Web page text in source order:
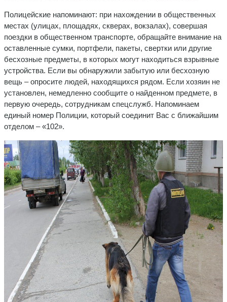
Полицейские напоминают: при нахождении в общественных
местах (улицах, площадях, скверах, вокзалах), совершая
поездки в общественном транспорте, обращайте внимание на
оставленные сумки, портфели, пакеты, свертки или другие
бесхозные предметы, в которых могут находиться взрывные
устройства. Если вы обнаружили забытую или бесхозную
вещь – опросите людей, находящихся рядом. Если хозяин не
установлен, немедленно сообщите о найденном предмете, в
первую очередь, сотрудникам спецслужб. Напоминаем
единый номер Полиции, который соединит Вас с ближайшим
отделом – «102».